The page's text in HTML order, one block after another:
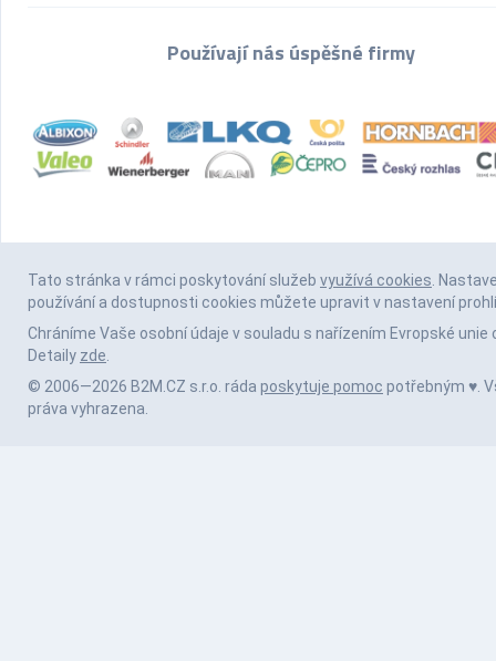
Používají nás úspěšné firmy
Tato stránka v rámci poskytování služeb využívá cookies .
používání a dostupnosti cookies můžete upravit v nastavení
Chráníme Vaše osobní údaje v souladu s nařízením Evropské unie
Detaily zde
© 2006—2026 B2M.CZ s.r.o. ráda poskytuje pomoc potřebným ♥️.
práva vyhrazena.